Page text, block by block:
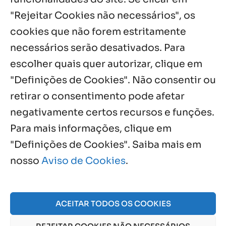
"Rejeitar Cookies não necessários", os
cookies que não forem estritamente
necessários serão desativados. Para
escolher quais quer autorizar, clique em
"Definições de Cookies". Não consentir ou
retirar o consentimento pode afetar
negativamente certos recursos e funções.
Para mais informações, clique em
"Definições de Cookies". Saiba mais em
nosso Aviso de Cookies.
ACEITAR TODOS OS COOKIES
com missa e festa
6 ago, 2026
Notícias por Categoria
Próximos Eventos
Agosto, 2026